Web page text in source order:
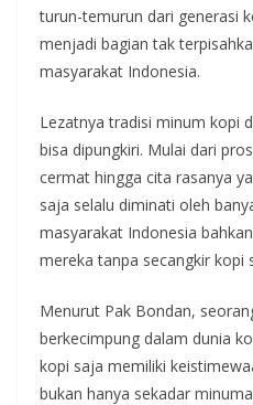
turun-temurun dari generasi
menjadi bagian tak
masyarakat Indonesia.
Lezatnya tradisi minum kopi
bisa dipungkiri. Mulai dari
cermat hingga cita rasanya
saja selalu diminati oleh
masyarakat Indonesia
mereka tanpa secangkir kopi
Menurut Pak Bondan,
berkecimpung dalam dunia
kopi saja memiliki
bukan hanya sekadar